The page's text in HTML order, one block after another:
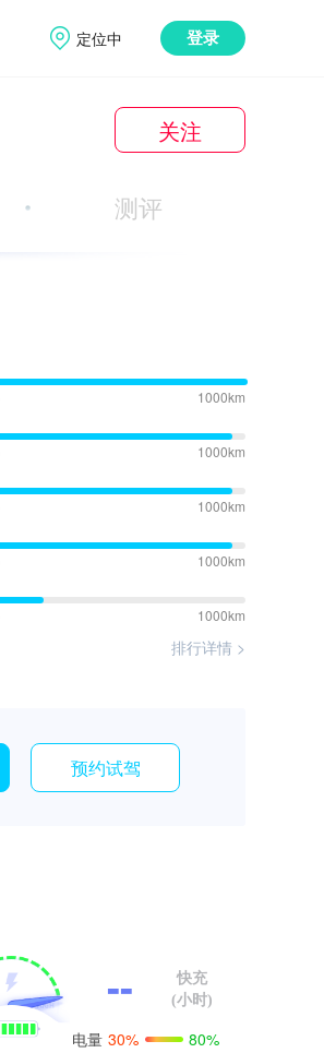
定位中 登录
关注
测评
1000km
1000km
1000km
1000km
1000km
排行详情 >
预约试驾
--
快充
(小时)
电量 30% 80%